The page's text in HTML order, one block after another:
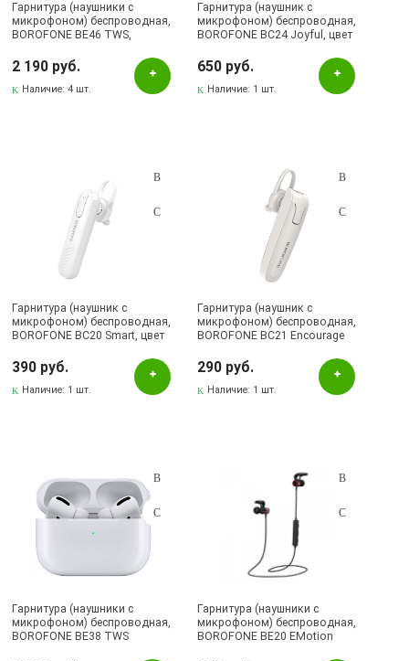
Гарнитура (наушники с
микрофоном) беспроводная,
BOROFONE BE46 TWS,
2 190 руб.
Наличие:4 шт.
Гарнитура (наушник с
микрофоном) беспроводная,
BOROFONE BC24 Joyful, цвет
650 руб.
Наличие: 1 шт.
Гарнитура (наушник с
микрофоном) беспроводная,
BOROFONE BC20 Smart, цвет
390 руб.
Наличие: 1 шт.
Гарнитура (наушник с
микрофоном) беспроводная,
BOROFONE BC21 Encourage
290 руб.
Наличие: 1 шт.
Гарнитура (наушники с
микрофоном) беспроводная,
BOROFONE BE38 TWS
Гарнитура (наушники с
микрофоном) беспроводная,
BOROFONE BE20 EMotion